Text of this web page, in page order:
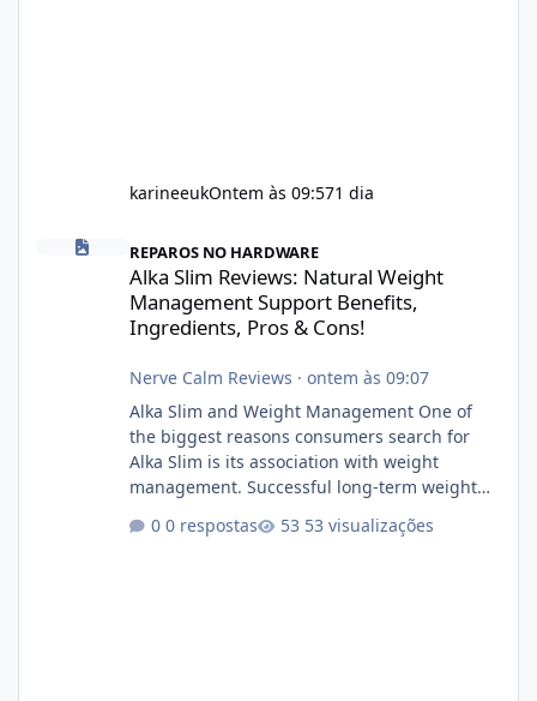
karineeukOntem às 09:571 dia
Alka Slim Reviews: Natural Weight Management Support
REPAROS NO HARDWARE
Alka Slim Reviews: Natural Weight
Management Support Benefits,
Ingredients, Pros & Cons!
Nerve Calm Reviews · ontem às 09:07
Alka Slim and Weight Management One of
the biggest reasons consumers search for
Alka Slim is its association with weight
management. Successful long-term weight
consistency rather than quick fixes. A
0 respostas 53 visualizações